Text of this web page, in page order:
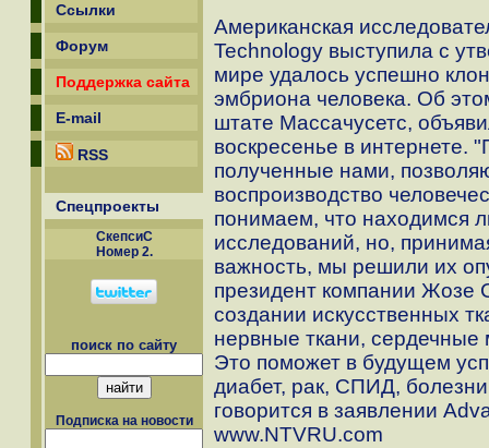
Ссылки
Форум
Поддержка сайта
E-mail
RSS
Спецпроекты
СкепсиС
Номер 2.
поиск по сайту
Подписка на новости
Американская
Technology выступила с
мире удалось успешно
эмбриона человека. Об
штате Массачусетс,
воскресенье в интернете.
полученные нами,
воспроизводство
понимаем, что находимся
исследований, но,
важность, мы решили их
президент компании Жозе
создании искусственных
нервные ткани,
Это поможет в будущем
диабет, рак, СПИД,
говорится в заявлении
www.NTVRU.com